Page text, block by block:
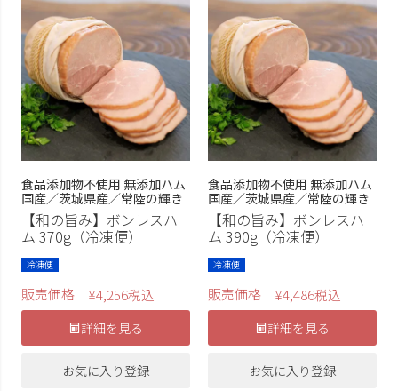
食品添加物不使用 無添加ハム
国産／茨城県産／常陸の輝き
【和の旨み】ボンレスハ
ム 370g（冷凍便）
冷凍便
販売価格 ¥4,256税込
詳細を見る
お気に入り登録
食品添加物不使用 無添加ハム
国産／茨城県産／常陸の輝き
【和の旨み】ボンレスハ
ム 390g（冷凍便）
冷凍便
販売価格 ¥4,486税込
詳細を見る
お気に入り登録